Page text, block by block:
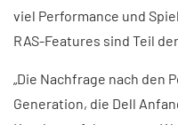
viel Performance und
RAS-Features sind Teil
„Die Nachfrage nach den
Generation, die Dell